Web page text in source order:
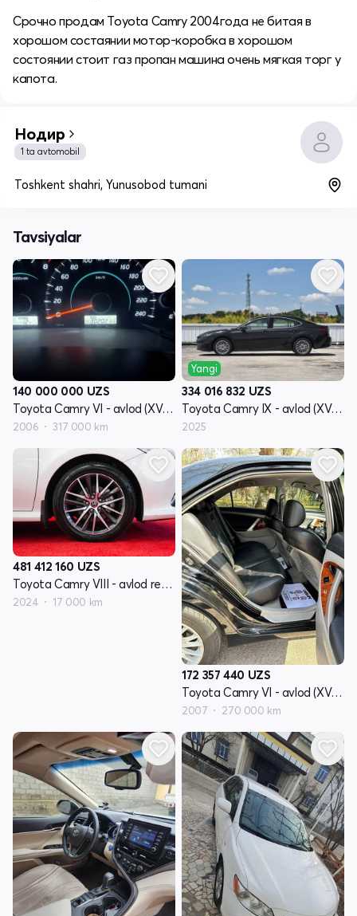
Срочно продам Toyota Camry 2004года не битая в
хорошом состаянии мотор-коробка в хорошом
состоянии стоит газ пропан машина очень мягкая торг у
капота.
Нодир
1 ta avtomobil
Toshkent shahri, Yunusobod tumani
Tavsiyalar
140 000 000 UZS
Toyota Camry VI - avlod (XV40)
2006 317 000 km
Yangi
334 016 832 UZS
Toyota Camry IX - avlod (XV80) China Market
2025
481 412 160 UZS
Toyota Camry VIII - avlod restyling XV70
2024 17 000 km
172 357 440 UZS
Toyota Camry VI - avlod (XV40)
2007 270 000 km